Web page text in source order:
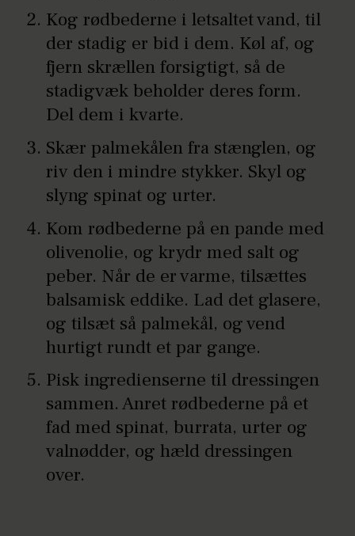
Kog rødbederne i letsaltet vand, til
der stadig er bid i dem. Køl af, og
fjern skrællen forsigtigt, så de
stadigvæk beholder deres form.
Del dem i kvarte.
Skær palmekålen fra stænglen, og
riv den i mindre stykker. Skyl og
slyng spinat og urter.
Kom rødbederne på en pande med
olivenolie, og krydr med salt og
peber. Når de er varme, tilsættes
balsamisk eddike. Lad det glasere,
og tilsæt så palmekål, og vend
hurtigt rundt et par gange.
Pisk ingredienserne til dressingen
sammen. Anret rødbederne på et
fad med spinat, burrata, urter og
valnødder, og hæld dressingen
over.